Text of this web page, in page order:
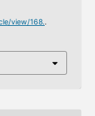
view/168..